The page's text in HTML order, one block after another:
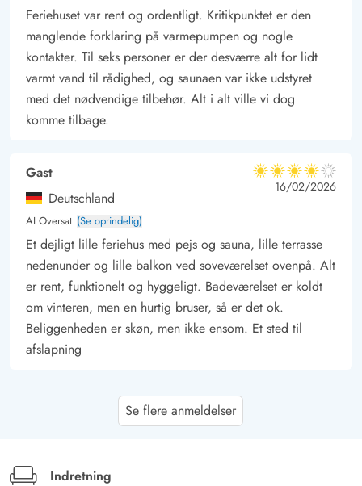
Feriehuset var rent og ordentligt. Kritikpunktet er den
manglende forklaring på varmepumpen og nogle
kontakter. Til seks personer er der desværre alt for lidt
varmt vand til rådighed, og saunaen var ikke udstyret
med det nødvendige tilbehør. Alt i alt ville vi dog
komme tilbage.
Gast
Deutschland
AI Oversat (Se oprindelig)
4 ud af 5
4 ud af 5
4 out of 5
16/02/2026
Et dejligt lille feriehus med pejs og sauna, lille terrasse
nedenunder og lille balkon ved soveværelset ovenpå. Alt
er rent, funktionelt og hyggeligt. Badeværelset er koldt
om vinteren, men en hurtig bruser, så er det ok.
Beliggenheden er skøn, men ikke ensom. Et sted til
afslapning
Feriehuset er meget smukt og hyggeligt. Det store
Se flere anmeldelser
Indretning